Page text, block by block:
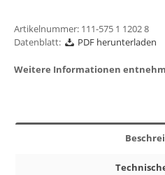
Artikelnummer: 111-575 1 1202 8
Datenblatt:
PDF herunterladen
Weitere Informationen